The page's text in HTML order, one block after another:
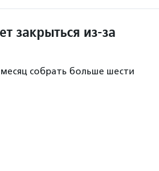
закрыться из-за
собрать больше шести